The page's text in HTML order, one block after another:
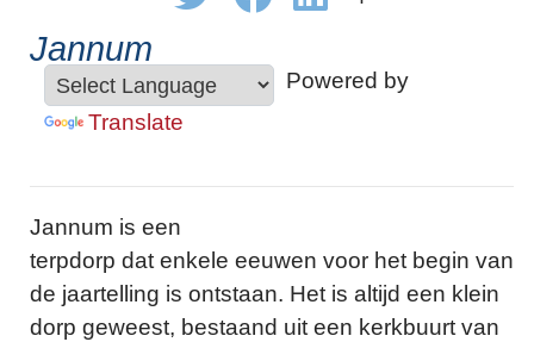
Jannum
Powered by
Translate
Jannum is een
terpdorp dat enkele eeuwen voor het begin van
de jaartelling is ontstaan. Het is altijd een klein
dorp geweest, bestaand uit een kerkbuurt van